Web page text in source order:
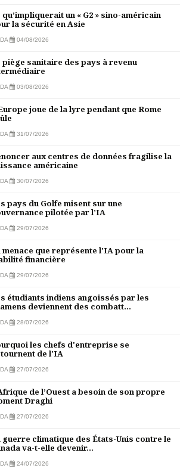
qu’impliquerait un « G2 » sino-américain
la sécurité en Asie
04/08/2026
piège sanitaire des pays à revenu
03/08/2026
joue de la lyre pendant que Rome
31/07/2026
aux centres de données fragilise la
américaine
30/07/2026
pays du Golfe misent sur une
pilotée par l’IA
29/07/2026
menace que représente l'IA pour la
financière
29/07/2026
étudiants indiens angoissés par les
deviennent des combatt...
28/07/2026
les chefs d'entreprise se
de l'IA
27/07/2026
de l’Ouest a besoin de son propre
Draghi
27/07/2026
guerre climatique des États-Unis contre le
va-t-elle devenir...
24/07/2026